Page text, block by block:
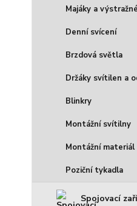
Majáky a
Denní svícení
Brzdová světla
Držáky svítilen a
Blinkry
Montážní svítilny
Montážní materiál
Poziční tykadla
Spojovací